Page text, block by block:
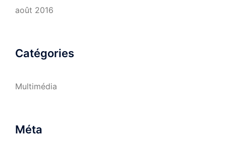
août 2016
Catégories
Multimédia
Méta